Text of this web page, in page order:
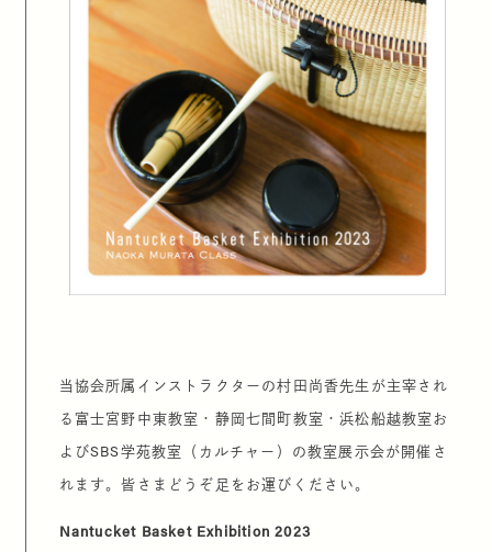
当協会所属インストラクターの村田尚香先生が主宰され
る富士宮野中東教室・静岡七間町教室・浜松船越教室お
よびSBS学苑教室（カルチャー）の教室展示会が開催さ
れます。皆さまどうぞ足をお運びください。
Nantucket Basket Exhibition 2023